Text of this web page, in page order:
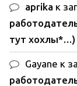
aprika к
тут хохлы*…)
Gayane к